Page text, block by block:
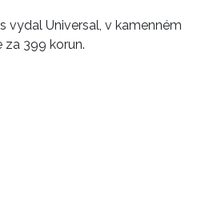
vydal Universal, v kamenném
za 399 korun.